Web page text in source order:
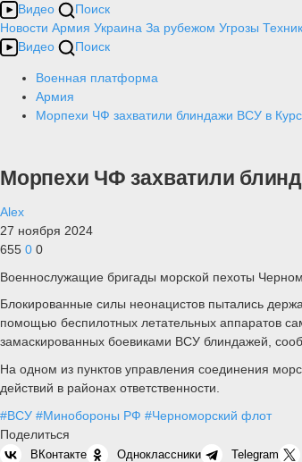
Видео
Поиск
Новости Армия Украина За рубежом Угрозы
Видео
Поиск
Военная платформа
Армия
Морпехи ЧФ захватили блиндажи ВСУ в
Морпехи ЧФ захватили
Alex
27 ноября 2024
655 0 0
Военнослужащие бригады морской пехоты
Блокированные силы неонацистов пытались
помощью беспилотных летательных аппаратов
замаскированных боевиками ВСУ блиндажей,
На одном из пунктов управления соединения
действий в районах ответственности.
#ВСУ #Минобороны РФ #Черноморский флот
Поделиться
ВКонтакте Одноклассники Telegram